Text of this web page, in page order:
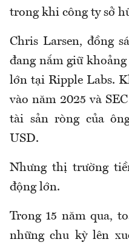
trong khi công ty sở
Chris Larsen, đồng
đang nắm giữ
lớn tại Ripple Labs.
vào năm 2025 và
tài sản ròng của
USD.
Nhưng thị trường
động lớn.
Trong 15 năm qua,
những chu kỳ lên